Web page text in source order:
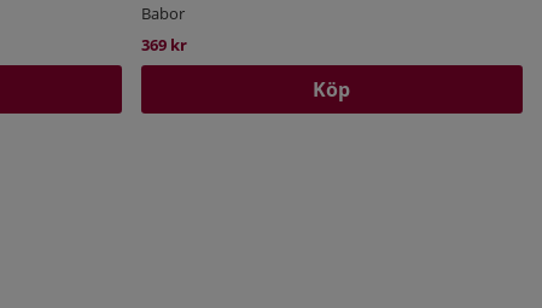
Babor
369 kr
Köp